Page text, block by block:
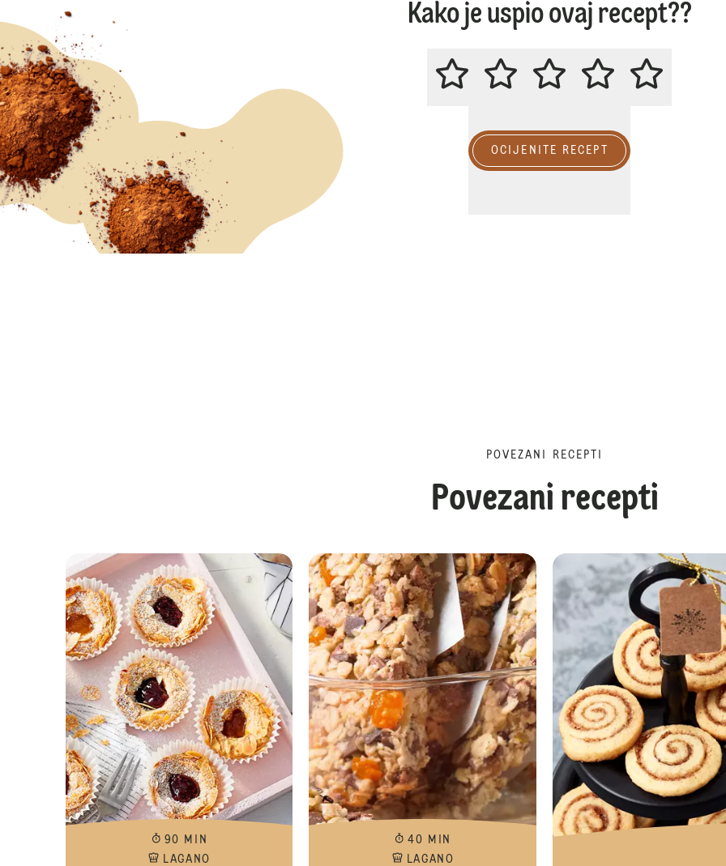
Kako je uspio ovaj recept??
MOLIMO OCIJENITE OVAJ
OCIJENITE RECEPT
POVEZANI RECEPTI
Povezani recepti
Prhki kolačići s marmeladom
90 MIN
LAGANO
40 MIN
LAGANO